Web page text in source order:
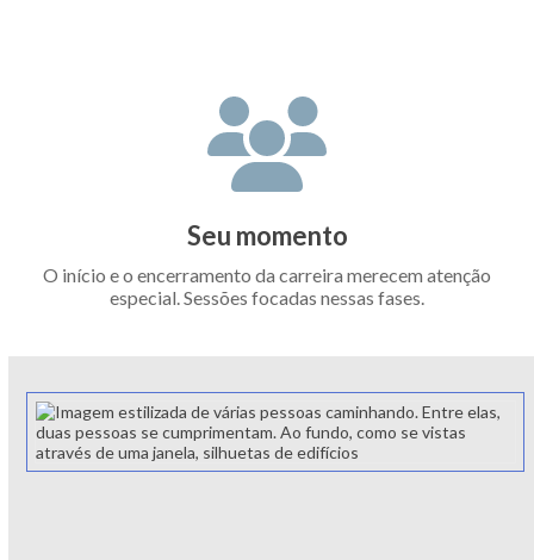
Seu momento
O início e o encerramento da carreira merecem atenção
especial. Sessões focadas nessas fases.